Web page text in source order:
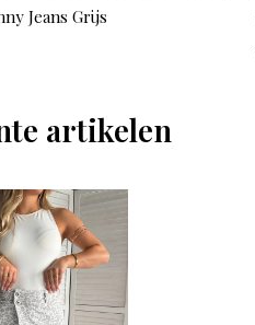
Jeans Grijs
artikelen